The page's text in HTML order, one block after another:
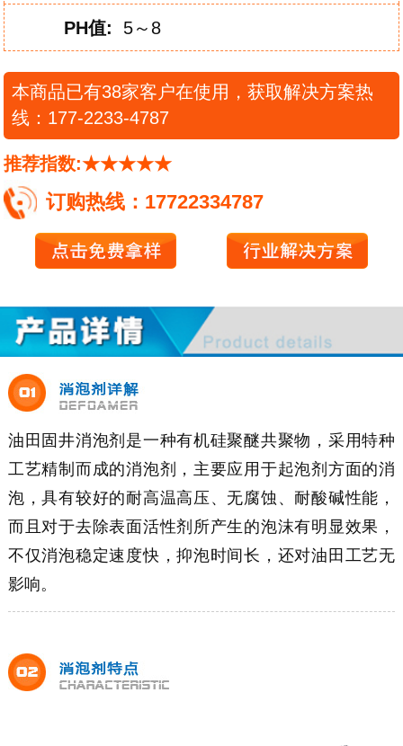
PH值: 5～8
本商品已有38家客户在使用，获取解决方案热
线：177-2233-4787
推荐指数:★★★★★
订购热线：17722334787
油田固井消泡剂是一种有机硅聚醚共聚物，采用特种
工艺精制而成的消泡剂，主要应用于起泡剂方面的消
泡，具有较好的耐高温高压、无腐蚀、耐酸碱性能，
而且对于去除表面活性剂所产生的泡沫有明显效果，
不仅消泡稳定速度快，抑泡时间长，还对油田工艺无
影响。